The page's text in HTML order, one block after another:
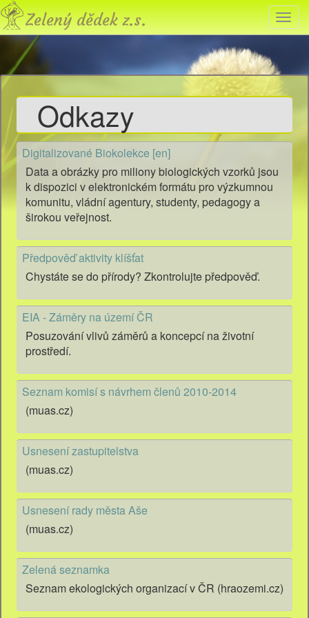
Zelený
dědek,
o.
Odkazy
Digitalizované Biokolekce [en]
Data a obrázky pro miliony biologických vzorků jsou
k dispozici v elektronickém formátu pro výzkumnou
komunitu, vládní agentury, studenty, pedagogy a
širokou veřejnost.
Předpověď aktivity klíšťat
Chystáte se do přírody? Zkontrolujte předpověď.
EIA - Záměry na území ČR
Posuzování vlivů záměrů a koncepcí na životní
prostředí.
Seznam komisí s návrhem členů 2010-2014
(muas.cz)
Usnesení zastupitelstva
(muas.cz)
Usnesení rady města Aše
(muas.cz)
Zelená seznamka
Seznam ekologických organizací v ČR (hraozemi.cz)